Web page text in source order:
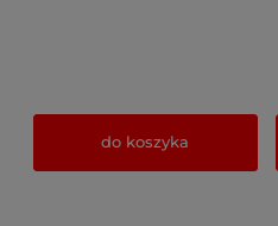
do koszyka